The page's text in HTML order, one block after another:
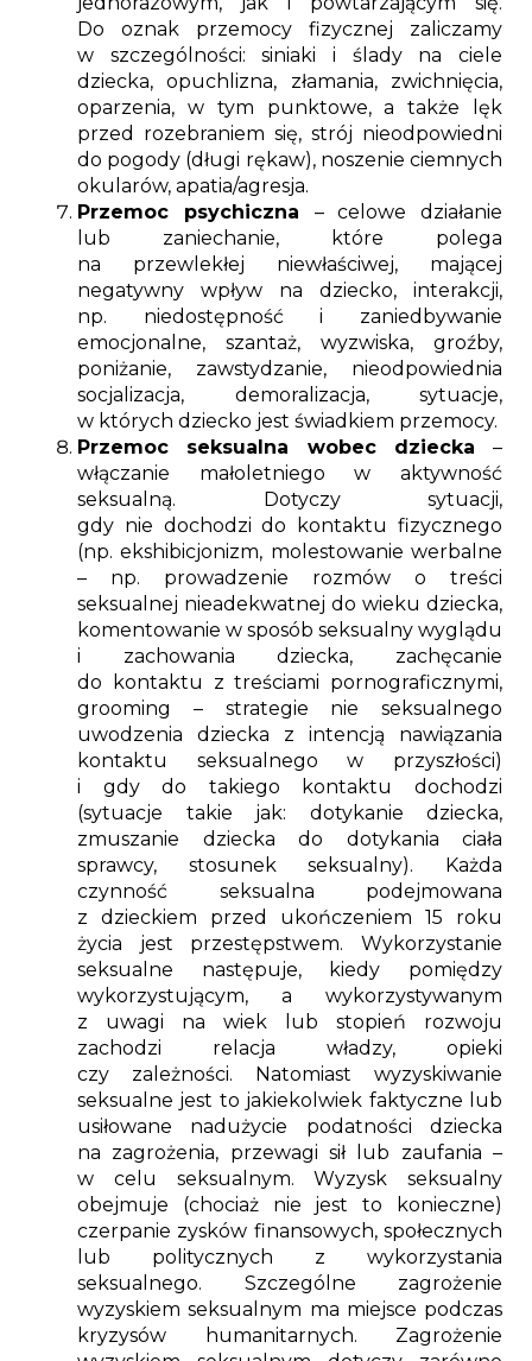
Do oznak przemocy fizycznej zaliczamy
w szczególności: siniaki i ślady na ciele
dziecka, opuchlizna, złamania, zwichnięcia,
oparzenia, w tym punktowe, a także lęk
przed rozebraniem się, strój nieodpowiedni
do pogody (długi rękaw), noszenie ciemnych
okularów, apatia/agresja.
Przemoc psychiczna – celowe działanie
lub zaniechanie, które polega
na przewlekłej niewłaściwej, mającej
negatywny wpływ na dziecko, interakcji,
np. niedostępność i zaniedbywanie
emocjonalne, szantaż, wyzwiska, groźby,
poniżanie, zawstydzanie, nieodpowiednia
socjalizacja, demoralizacja, sytuacje,
w których dziecko jest świadkiem przemocy.
Przemoc seksualna wobec dziecka –
włączanie małoletniego w aktywność
seksualną. Dotyczy sytuacji,
gdy nie dochodzi do kontaktu fizycznego
(np. ekshibicjonizm, molestowanie werbalne
– np. prowadzenie rozmów o treści
seksualnej nieadekwatnej do wieku dziecka,
komentowanie w sposób seksualny wyglądu
i zachowania dziecka, zachęcanie
do kontaktu z treściami pornograficznymi,
grooming – strategie nie seksualnego
uwodzenia dziecka z intencją nawiązania
kontaktu seksualnego w przyszłości)
i gdy do takiego kontaktu dochodzi
(sytuacje takie jak: dotykanie dziecka,
zmuszanie dziecka do dotykania ciała
sprawcy, stosunek seksualny). Każda
czynność seksualna podejmowana
z dzieckiem przed ukończeniem 15 roku
życia jest przestępstwem. Wykorzystanie
seksualne następuje, kiedy pomiędzy
wykorzystującym, a wykorzystywanym
z uwagi na wiek lub stopień rozwoju
zachodzi relacja władzy, opieki
czy zależności. Natomiast wyzyskiwanie
seksualne jest to jakiekolwiek faktyczne lub
usiłowane nadużycie podatności dziecka
na zagrożenia, przewagi sił lub zaufania –
w celu seksualnym. Wyzysk seksualny
obejmuje (chociaż nie jest to konieczne)
czerpanie zysków finansowych, społecznych
lub politycznych z wykorzystania
seksualnego. Szczególne zagrożenie
wyzyskiem seksualnym ma miejsce podczas
kryzysów humanitarnych. Zagrożenie